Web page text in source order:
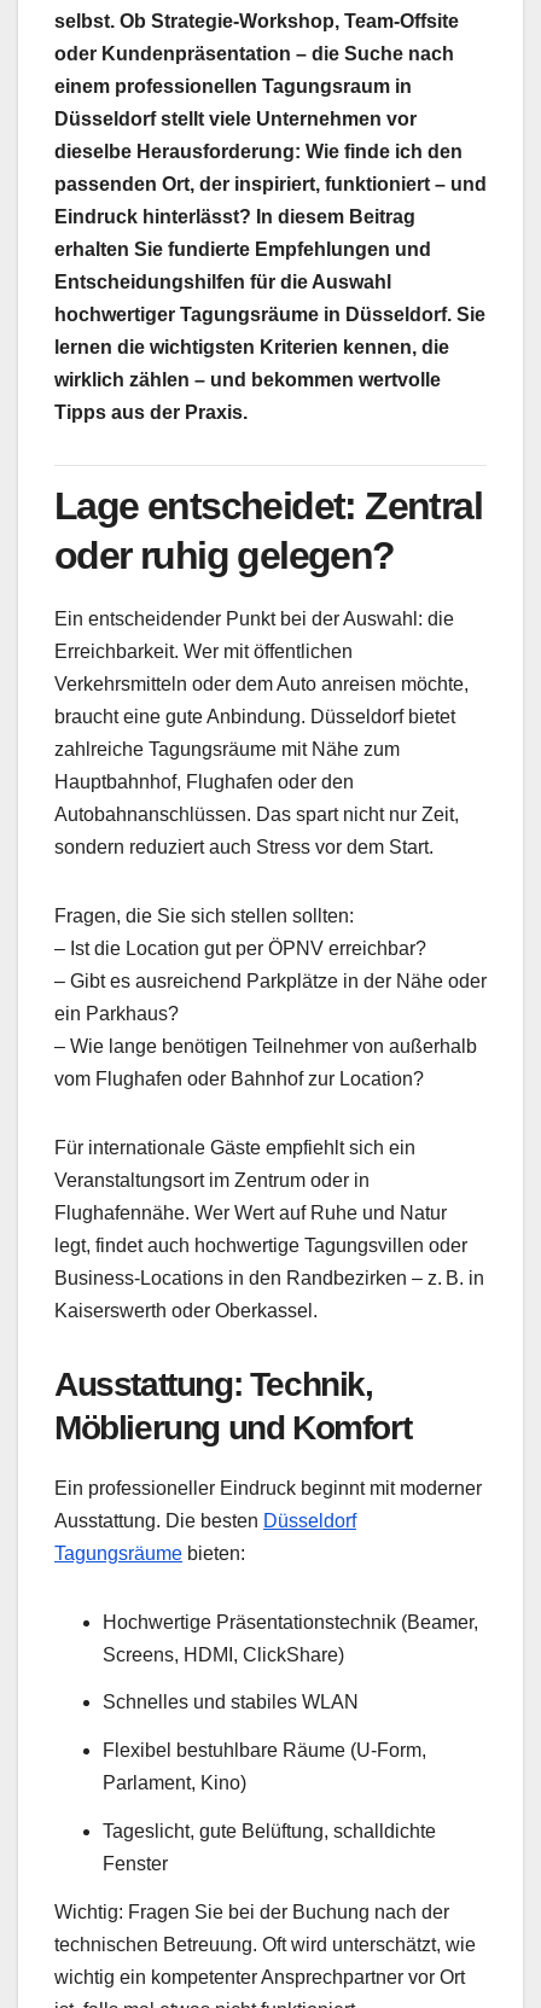
selbst. Ob Strategie-Workshop, Team-Offsite
oder Kundenpräsentation – die Suche nach
einem professionellen Tagungsraum in
Düsseldorf stellt viele Unternehmen vor
dieselbe Herausforderung: Wie finde ich den
passenden Ort, der inspiriert, funktioniert – und
Eindruck hinterlässt? In diesem Beitrag
erhalten Sie fundierte Empfehlungen und
Entscheidungshilfen für die Auswahl
hochwertiger Tagungsräume in Düsseldorf. Sie
lernen die wichtigsten Kriterien kennen, die
wirklich zählen – und bekommen wertvolle
Tipps aus der Praxis.
Lage entscheidet: Zentral
oder ruhig gelegen?
Ein entscheidender Punkt bei der Auswahl: die
Erreichbarkeit. Wer mit öffentlichen
Verkehrsmitteln oder dem Auto anreisen möchte,
braucht eine gute Anbindung. Düsseldorf bietet
zahlreiche Tagungsräume mit Nähe zum
Hauptbahnhof, Flughafen oder den
Autobahnanschlüssen. Das spart nicht nur Zeit,
sondern reduziert auch Stress vor dem Start.
Fragen, die Sie sich stellen sollten:
– Ist die Location gut per ÖPNV erreichbar?
– Gibt es ausreichend Parkplätze in der Nähe oder
ein Parkhaus?
– Wie lange benötigen Teilnehmer von außerhalb
vom Flughafen oder Bahnhof zur Location?
Für internationale Gäste empfiehlt sich ein
Veranstaltungsort im Zentrum oder in
Flughafennähe. Wer Wert auf Ruhe und Natur
legt, findet auch hochwertige Tagungsvillen oder
Business-Locations in den Randbezirken – z. B. in
Kaiserswerth oder Oberkassel.
Ausstattung: Technik,
Möblierung und Komfort
Ein professioneller Eindruck beginnt mit moderner
Ausstattung. Die besten Düsseldorf
Tagungsräume bieten:
Hochwertige Präsentationstechnik (Beamer,
Screens, HDMI, ClickShare)
Schnelles und stabiles WLAN
Flexibel bestuhlbare Räume (U-Form,
Parlament, Kino)
Tageslicht, gute Belüftung, schalldichte
Fenster
Wichtig: Fragen Sie bei der Buchung nach der
technischen Betreuung. Oft wird unterschätzt, wie
wichtig ein kompetenter Ansprechpartner vor Ort